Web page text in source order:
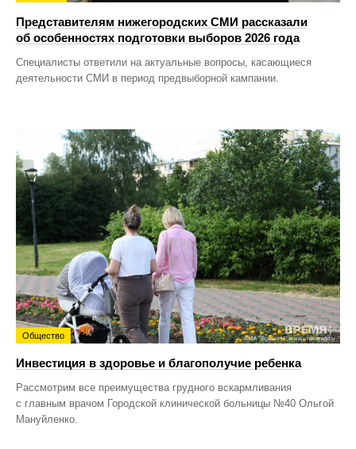
Представителям нижегородских СМИ рассказали
об особенностях подготовки выборов 2026 года
Специалисты ответили на актуальные вопросы, касающиеся
деятельности СМИ в период предвыборной кампании.
Общество
Инвестиция в здоровье и благополучие ребенка
Рассмотрим все преимущества грудного вскармливания
с главным врачом Городской клинической больницы №40 Ольгой
Мануйленко.